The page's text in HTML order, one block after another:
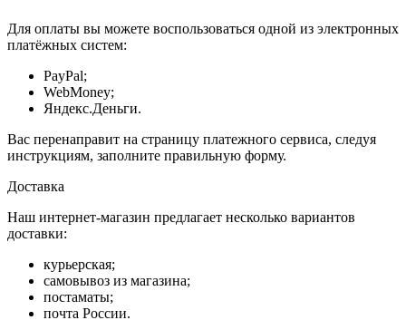
Для оплаты вы можете воспользоваться одной из электронных
платёжных систем:
PayPal;
WebMoney;
Яндекс.Деньги.
Вас перенаправит на страницу платежного сервиса, следуя
инструкциям, заполните правильную форму.
Доставка
Наш интернет-магазин предлагает несколько вариантов
доставки:
курьерская;
самовывоз из магазина;
постаматы;
почта России.